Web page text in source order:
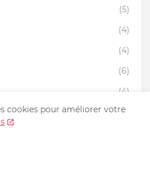
(5)
(4)
(4)
(6)
(4)
(10)
cookies pour améliorer votre